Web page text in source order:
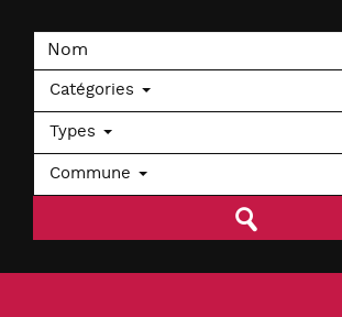
Catégories
Types
Commune